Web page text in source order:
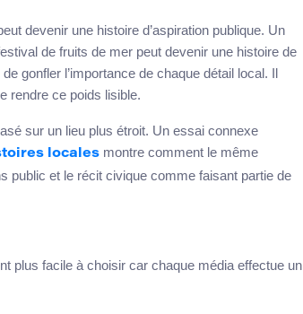
devenir une histoire d’aspiration publique. Un
de fruits de mer peut devenir une histoire de
gonfler l’importance de chaque détail local. Il
rendre ce poids lisible.
sur un lieu plus étroit. Un essai connexe
locales montre comment le même
public et le récit civique comme faisant partie de
plus facile à choisir car chaque média effectue un